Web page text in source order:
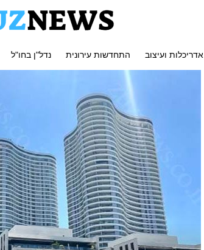
אדריכלות ועיצוב התחדשות עירונית נדל"ן בחו"ל